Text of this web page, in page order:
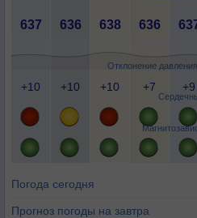
Отклонение
637 636 638 636
+10 +10 +10 +7 +9
Погода сегодня
Прогноз погоды на завтра